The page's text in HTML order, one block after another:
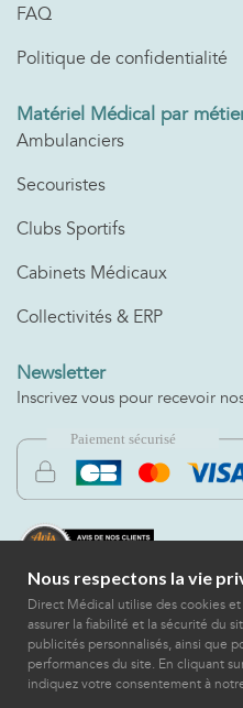
FAQ
Politique de confidentialité
Matériel Médical par
Ambulanciers
Secouristes
Clubs Sportifs
Cabinets Médicaux
Collectivités & ERP
Newsletter
Inscrivez vous pour recevoir
2022 ©
Nous respectons la vie
Direct Médical utilise des cookies
assurer la fiabilité et la sécurité du
publicités personnalisés, ainsi que
performances du site. En cliquant
indiquez votre consentement à